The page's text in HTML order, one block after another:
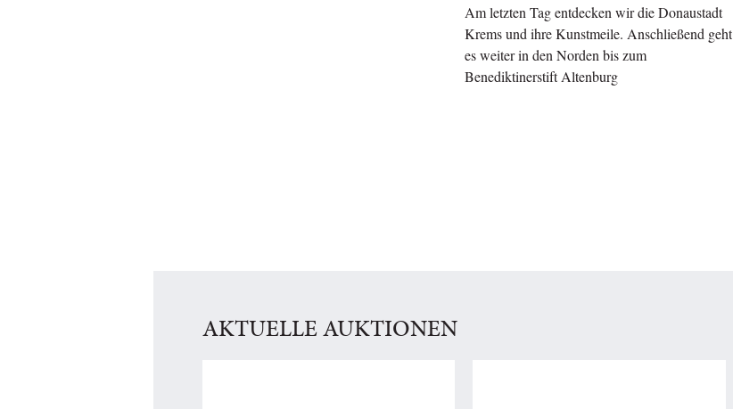
Am letzten Tag entdecken wir die Donaustadt
Krems und ihre Kunstmeile. Anschließend geht
es weiter in den Norden bis zum
Benediktinerstift Altenburg
AKTUELLE AUKTIONEN